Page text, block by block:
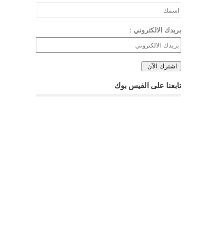
بريدك الالكتروني :
تابعنا على الفيس بوك